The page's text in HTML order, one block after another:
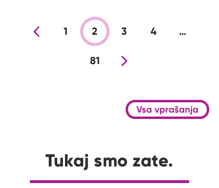
Prejšnja stran
1 2 3 4 …
81Nova stran
Vsa vprašanja
Tukaj smo zate.